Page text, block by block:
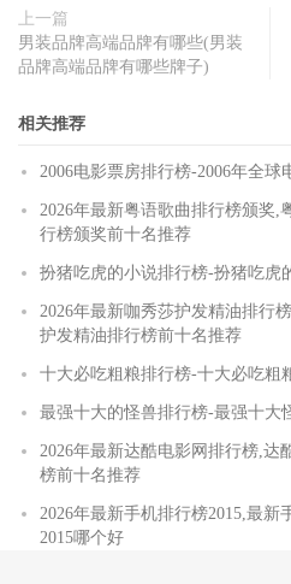
上一篇
男装品牌高端品牌有哪些(男装
品牌高端品牌有哪些牌子)
相关推荐
2006电影票房排行榜-2006年全球
2026年最新粤语歌曲排行榜颁奖,
行榜颁奖前十名推荐
扮猪吃虎的小说排行榜-扮猪吃虎
2026年最新咖秀莎护发精油排行
护发精油排行榜前十名推荐
十大必吃粗粮排行榜-十大必吃粗
最强十大的怪兽排行榜-最强十大
2026年最新达酷电影网排行榜,达
榜前十名推荐
2026年最新手机排行榜2015,最新
2015哪个好